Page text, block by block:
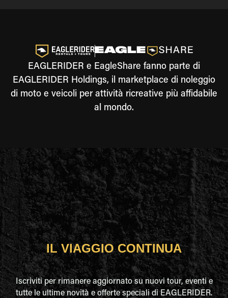
EAGLERIDER e EagleShare fanno parte di
EAGLERIDER Holdings, il marketplace di noleggio
di moto e veicoli per attività ricreative più affidabile
al mondo.
IL VIAGGIO CONTINUA
Iscriviti per rimanere aggiornato su nuovi tour, eventi e
tutte le ultime novità e offerte speciali di EAGLERIDER.